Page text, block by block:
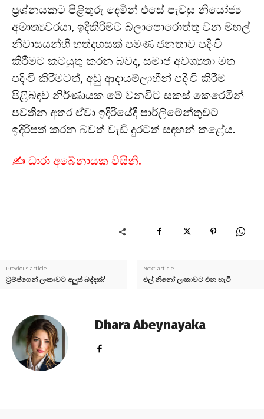
ප්‍රශ්නයකට පිළිතුරු දෙමින් එසේ පැවසු නියෝජ්‍ය
අමාත්‍යවරයා, ඉදිකිරීමට බලාපොරොත්තු වන මහල්
නිවාසයන්හි හත්දහසක් පමණ ජනතාව පදිංචි
කිරීමට කටයුතු කරන බවද, සමාජ අවශ්‍යතා මත
පදිංචි කිරීමටත්, අඩු ආදායම්ලාභීන් පදිංචි කිරීම
පිළිබඳව නිර්ණායක මේ වනවිට සකස් කෙරෙමින්
පවතින අතර ඒවා ඉදිරියේදී පාර්ලිමේන්තුවට
ඉදිරිපත් කරන බවත් වැඩි දුරටත් සඳහන් කළේය.
✍️ ධාරා අබේනායක විසිනි.
Previous article
ට්‍රම්ප්ගෙන් ලංකාවට අලුත් බද්දක්?
Next article
එල් නිනෝ ලංකාවට එන හැටි
Dhara Abeynayaka